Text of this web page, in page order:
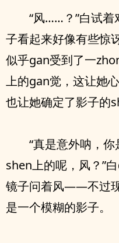
“风……？”白试着
子看起来好像有些惊
似乎gan受到了一
上的gan觉，这让她
也让她确定了影子的
“真是意外呐，
shen上的呢，风？”
镜子问着风——不过
是一个模糊的影子。